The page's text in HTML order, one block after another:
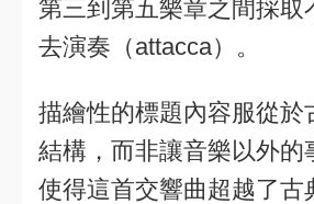
第三到第五樂章之間採取
去演奏（attacca）。
描繪性的標題內容服從於
結構，而非讓音樂以外的
使得這首交響曲超越了古